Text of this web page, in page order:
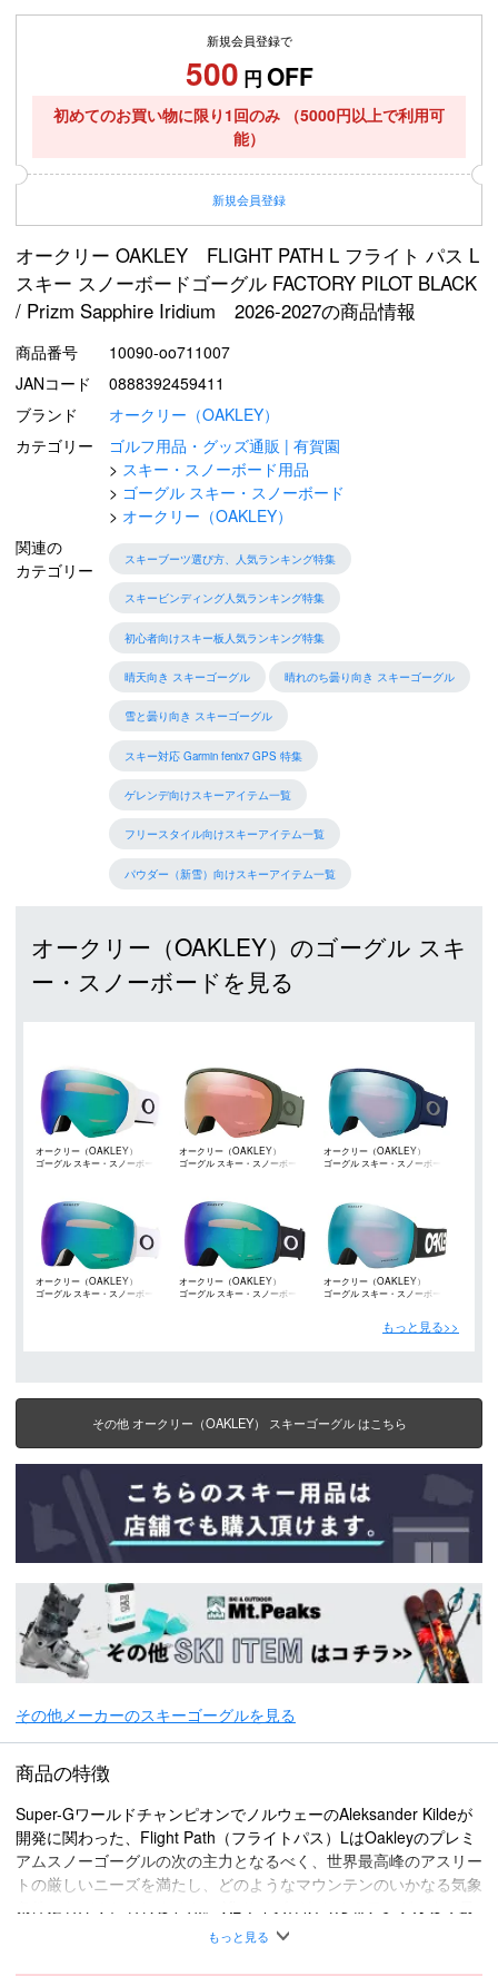
新規会員登録で
500 円 OFF
初めてのお買い物に限り1回のみ
（5000円以上で利用可
能）
新規会員登録
オークリー OAKLEY FLIGHT PATH L フライト パス L
スキー スノーボードゴーグル FACTORY PILOT BLACK
/ Prizm Sapphire Iridium 2026-2027の商品情報
商品番号
10090-oo711007
JANコード
0888392459411
ブランド
オークリー（OAKLEY）
カテゴリー
ゴルフ用品・グッズ通販 | 有賀園
スキー・スノーボード用品
ゴーグル スキー・スノーボード
オークリー（OAKLEY）
関連の
カテゴリー
スキーブーツ選び方、人気ランキング特集
スキービンディング人気ランキング特集
初心者向けスキー板人気ランキング特集
晴天向き スキーゴーグル 晴れのち曇り向き スキーゴーグル
雪と曇り向き スキーゴーグル
スキー対応 Garmin fenix7 GPS 特集
ゲレンデ向けスキーアイテム一覧
フリースタイル向けスキーアイテム一覧
パウダー（新雪）向けスキーアイテム一覧
オークリー（OAKLEY）のゴーグル スキ
ー・スノーボードを見る
オークリー（OAKLEY）
ゴーグル スキー・スノーボード
オークリー（OAKLEY）
ゴーグル スキー・スノーボード
オークリー（OAKLEY）
ゴーグル スキー・スノーボード
オークリー（OAKLEY）
ゴーグル スキー・スノーボード
オークリー（OAKLEY）
ゴーグル スキー・スノーボード
オークリー（OAKLEY）
ゴーグル スキー・スノーボード
もっと見る>>
その他 オークリー（OAKLEY） スキーゴーグル はこちら
その他メーカーのスキーゴーグルを見る
商品の特徴
Super-GワールドチャンピオンでノルウェーのAleksander Kildeが
開発に関わった、Flight Path（フライトパス）LはOakleyのプレミ
アムスノーゴーグルの次の主力となるべく、世界最高峰のアスリー
トの厳しいニーズを満たし、どのようなマウンテンのいかなる気象
善の視界を適え、最新Ridgelock‐リッジロックEVレンズ構造が上
もっと見る